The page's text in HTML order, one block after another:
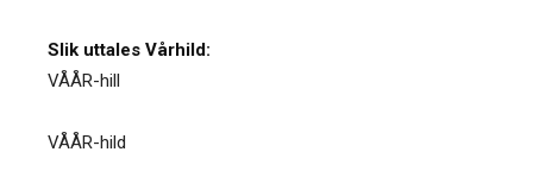
Slik uttales Vårhild:
VÅÅR-hill
VÅÅR-hild